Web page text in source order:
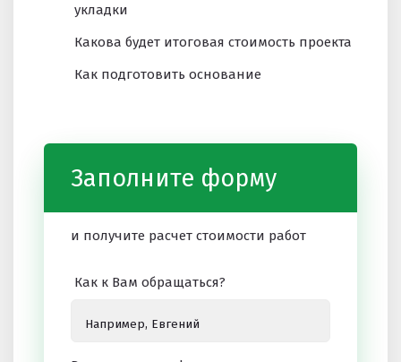
укладки
Какова будет итоговая стоимость проекта
Как подготовить основание
Заполните форму
и получите расчет стоимости работ
Как к Вам обращаться?